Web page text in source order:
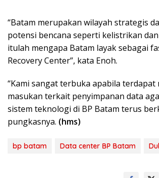
“Batam merupakan wilayah strategis
potensi bencana seperti kelistrikan
itulah mengapa Batam layak sebagai
Recovery Center”, kata Enoh.
“Kami sangat terbuka apabila terdapat
masukan terkait penyimpanan data
sistem teknologi di BP Batam terus
pungkasnya. (hms)
bp batam Data center BP Batam